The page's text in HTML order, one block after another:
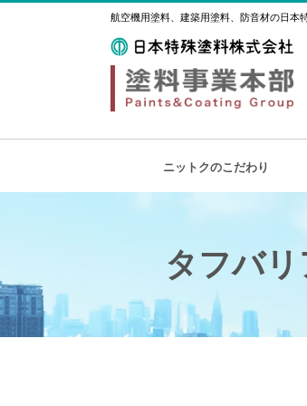
航空機用塗料、建築用塗料、防音材の日本
ニットクのこだわり
タフバ